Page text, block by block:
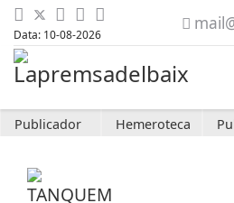
Data: 10-08-2026
Publicador Hemeroteca